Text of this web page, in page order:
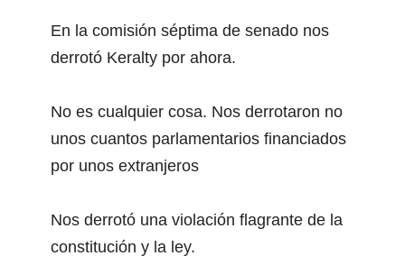
En la comisión séptima de senado nos
derrotó Keralty por ahora.
No es cualquier cosa. Nos derrotaron no
unos cuantos parlamentarios financiados
por unos extranjeros
Nos derrotó una violación flagrante de la
constitución y la ley.